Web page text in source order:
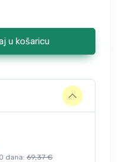
u košaricu
dana: 69,37 €